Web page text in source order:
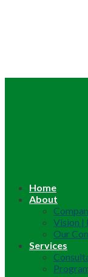
Home
About
Vision |
Our
Services